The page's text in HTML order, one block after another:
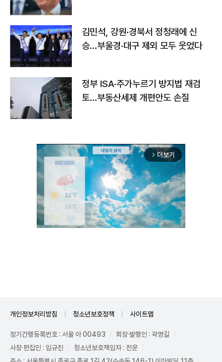
김민석, 강원·경북서 정청래에 신
승…부울경·대구 제외 모두 웃었다
정부 ISA·주가누르기 방지법 재검
토…부동산세제 개편안도 손질
arrow_forward_ios 더보기
개인정보처리방침 청소년보호정책 사이트맵
정기간행등록번호 : 서울 아 00493
회장·발행인 : 곽영길
사장·편집인 : 임규진
청소년보호책임자 : 전운